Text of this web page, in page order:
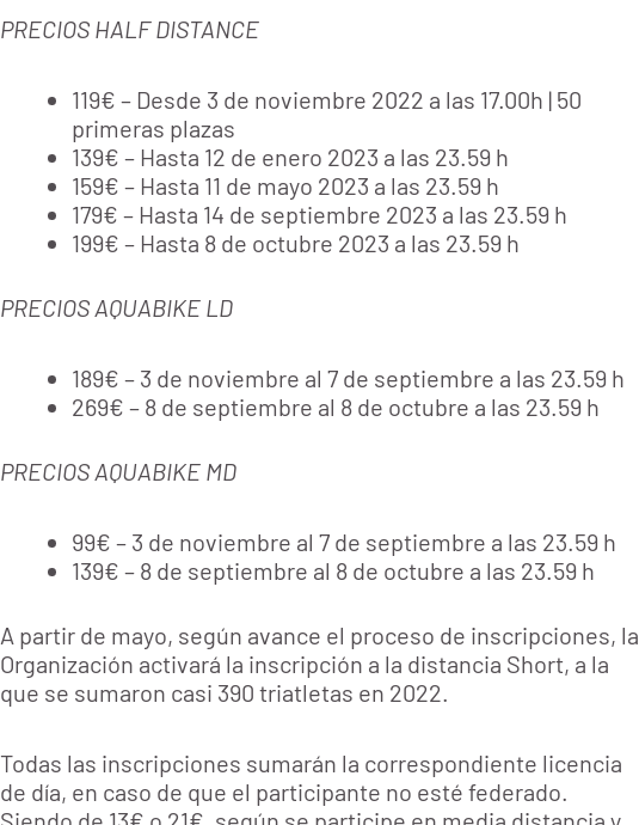
PRECIOS HALF DISTANCE
119€ – Desde 3 de noviembre 2022 a las 17.00h | 50
primeras plazas
139€ – Hasta 12 de enero 2023 a las 23.59 h
159€ – Hasta 11 de mayo 2023 a las 23.59 h
179€ – Hasta 14 de septiembre 2023 a las 23.59 h
199€ – Hasta 8 de octubre 2023 a las 23.59 h
PRECIOS AQUABIKE LD
189€ – 3 de noviembre al 7 de septiembre a las 23.59 h
269€ – 8 de septiembre al 8 de octubre a las 23.59 h
PRECIOS AQUABIKE MD
99€ – 3 de noviembre al 7 de septiembre a las 23.59 h
139€ – 8 de septiembre al 8 de octubre a las 23.59 h
A partir de mayo, según avance el proceso de inscripciones, la
Organización activará la inscripción a la distancia Short, a la
que se sumaron casi 390 triatletas en 2022.
Todas las inscripciones sumarán la correspondiente licencia
de día, en caso de que el participante no esté federado.